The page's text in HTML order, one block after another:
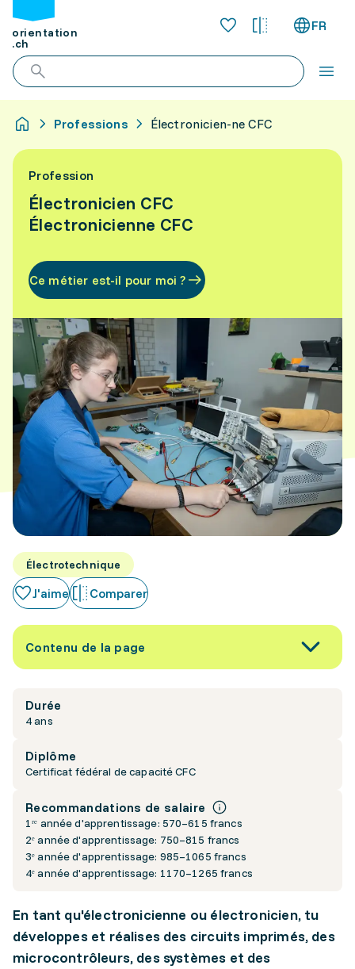
orientation
.ch
FR
Professions Électronicien-ne CFC
Profession
Électronicien CFC
Électronicienne CFC
Ce métier est-il pour moi ?
Électrotechnique
J'aime Comparer
Contenu de la page
Durée
4 ans
Diplôme
Certificat fédéral de capacité CFC
Recommandations de salaire
1ʳᵉ année d'apprentissage: 570–615 francs
2ᵉ année d'apprentissage: 750–815 francs
3ᵉ année d'apprentissage: 985–1065 francs
4ᵉ année d'apprentissage: 1170–1265 francs
En tant qu'électronicienne ou électronicien, tu
développes et réalises des circuits imprimés, des
microcontrôleurs, des systèmes et des